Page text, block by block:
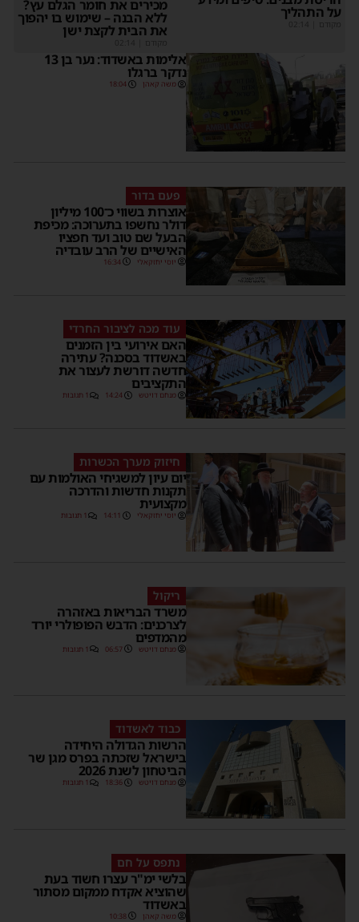
על התהליך
מקודם
מכירים את חומר הגלם עץ?
ללא הבנה – שימוש בו יהפוך
את הבית לקצת ישן
מקודם
אלימות באשדוד: נער בן 13
נדקר ברגלו
משה קאהן 18:04
פעם בדור
אוצרות בשווי כ־100 מיליון
דולר נחשפו בתערוכה: מכיפת
הבעל שם טוב ועד חפציו
האישיים של הרב עובדיה
יוסי יחזקאלי 16:34
עוד מכה לציבור החרדי
האם אירועי בין הזמנים
באשדוד בסכנה? עתירה
חדשה דורשת לעצור את
התקציבים
מנחם דויטש 14:24 1 תגובות
חיזוק מערך הכשרות
יום עיון למשגיחי האולמות עם
תקנות חדשות והדרכה
מקצועית
יוסי יחזקאלי 14:11 1 תגובות
ריקול
משרד הבריאות באזהרה
לצרכנים: הדבש הפופולרי יורד
מהמדפים
מנחם דויטש 06:57 1 תגובות
כבוד לאשדוד
הרשות הגדולה היחידה
בישראל שזכתה בפרס מגן שר
הביטחון לשנת 2026
מנחם דויטש 18:36 1 תגובות
נתפס על חם
בלשי ימ"ר עצרו חשוד בעת
שהוציא אקדח ממקום מסתור
באשדוד
משה קאהן 10:38